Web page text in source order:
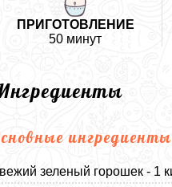
ПРИГОТОВЛЕНИЕ
50 минут
ингредиенты
зеленый горошек - 1